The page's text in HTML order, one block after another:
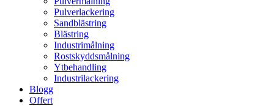
Pulverlackering
Sandblästring
Blästring
Industrimålning
Rostskyddsmålning
Ytbehandling
Industrilackering
Blogg
Offert